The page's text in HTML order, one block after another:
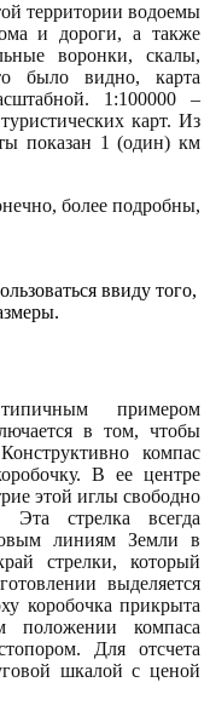
территории водоемы
и дороги, а также
воронки, скалы,
было видно, карта
1:100000 –
карт. Из
показан 1 (один) км
более подробны,
ввиду того,
примером
в том, чтобы
компас
В ее центре
этой иглы свободно
Эта стрелка всегда
линиям Земли в
стрелки, который
выделяется
коробочка прикрыта
положении компаса
Для отсчета
шкалой с ценой